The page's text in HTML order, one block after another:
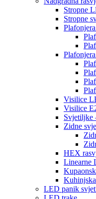
Stropne
Stropne
Visilice
Visilice
Svjetiljke
Zidne
HEX
Linearne
LED panik